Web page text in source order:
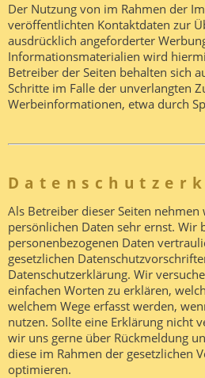
Der Nutzung von im Rahmen der
veröffentlichten Kontaktdaten zur
ausdrücklich angeforderter
Informationsmaterialien wird
Betreiber der Seiten behalten sich
Schritte im Falle der unverlangten
Werbeinformationen, etwa durch
Als Betreiber dieser Seiten
persönlichen Daten sehr ernst. Wir
personenbezogenen Daten
gesetzlichen
Datenschutzerklärung. Wir
einfachen Worten zu erklären,
welchem Wege erfasst werden,
nutzen. Sollte eine Erklärung nicht
wir uns gerne über Rückmeldung
diese im Rahmen der gesetzlichen
optimieren.